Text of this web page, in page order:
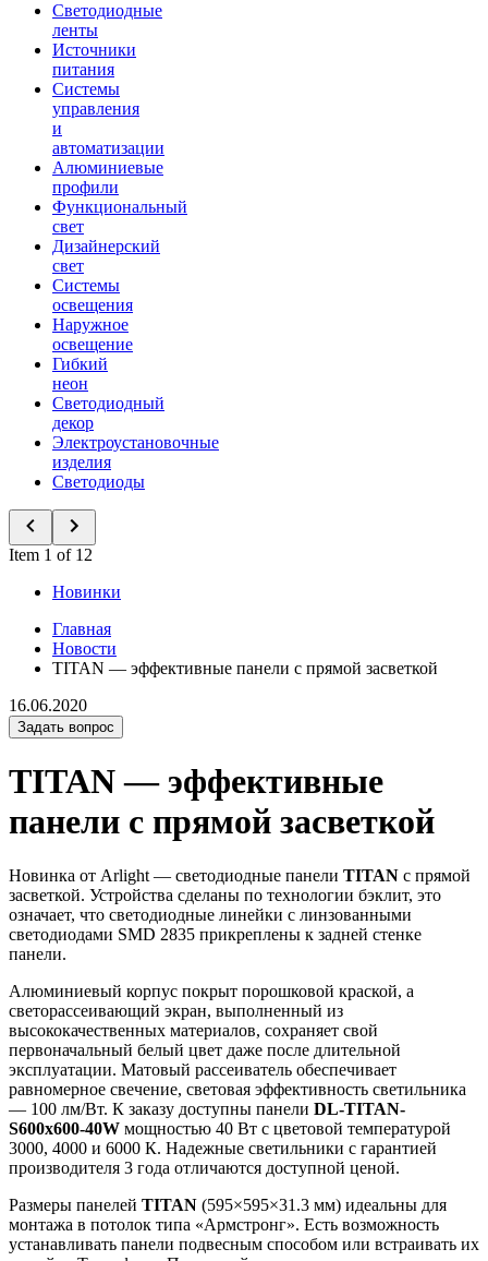
Светодиодные
ленты
Источники
питания
Системы
управления
и
автоматизации
Алюминиевые
профили
Функциональный
свет
Дизайнерский
свет
Системы
освещения
Наружное
освещение
Гибкий
неон
Светодиодный
декор
Электроустановочные
изделия
Светодиоды
Item 1 of 12
Новинки
Главная
Новости
TITAN — эффективные панели с прямой засветкой
16.06.2020
Задать вопрос
TITAN — эффективные
панели с прямой засветкой
Новинка от Arlight — светодиодные панели TITAN с прямой
засветкой. Устройства сделаны по технологии бэклит, это
означает, что светодиодные линейки с линзованными
светодиодами SMD 2835 прикреплены к задней стенке
панели.
Алюминиевый корпус покрыт порошковой краской, а
светорассеивающий экран, выполненный из
высококачественных материалов, сохраняет свой
первоначальный белый цвет даже после длительной
эксплуатации. Матовый рассеиватель обеспечивает
равномерное свечение, световая эффективность светильника
— 100 лм/Вт. К заказу доступны панели DL-TITAN-
S600x600-40W мощностью 40 Вт с цветовой температурой
3000, 4000 и 6000 К. Надежные светильники с гарантией
производителя 3 года отличаются доступной ценой.
Размеры панелей TITAN (595×595×31.3 мм) идеальны для
монтажа в потолок типа «Армстронг». Есть возможность
устанавливать панели подвесным способом или встраивать их